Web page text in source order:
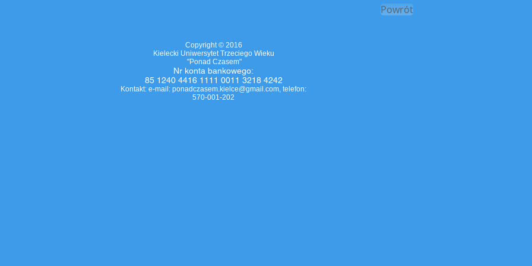
Powrót
Copyright © 2016
Kielecki Uniwersytet Trzeciego Wieku
"Ponad Czasem"
Nr konta bankowego:
85 1240 4416 1111 0011 3218 4242
Kontakt: e-mail: ponadczasem.kielce@gmail.com, telefon:
570-001-202